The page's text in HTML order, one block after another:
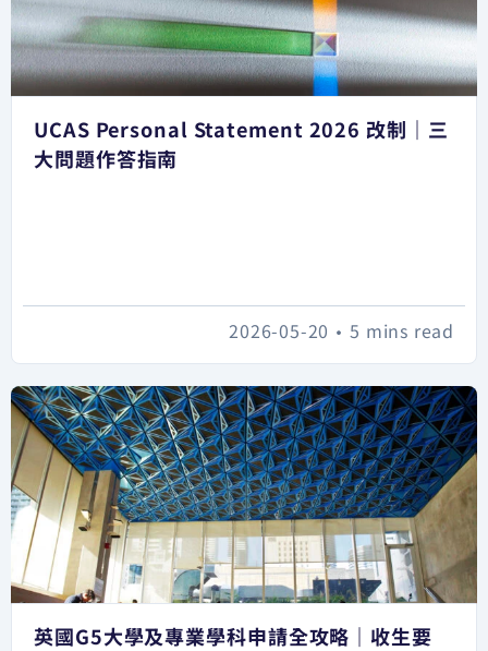
UCAS Personal Statement 2026 改制｜三
大問題作答指南
5 mins read
•
2026-05-20
英國G5大學及專業學科申請全攻略｜收生要